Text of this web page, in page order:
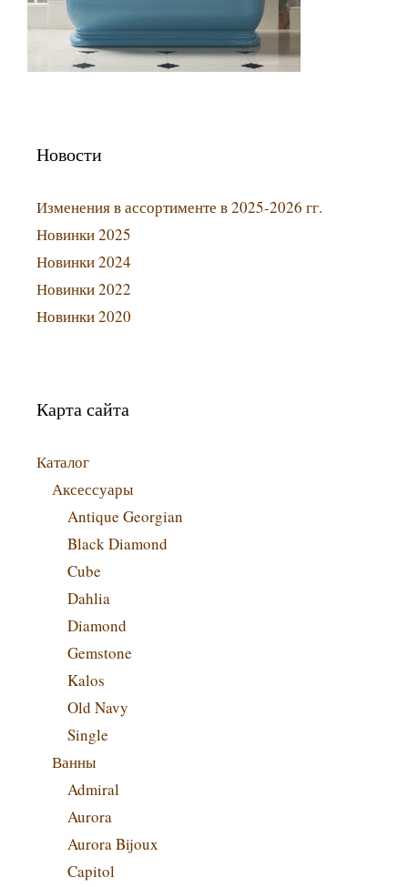
Новости
Изменения в ассортименте в 2025-2026 гг.
Новинки 2025
Новинки 2024
Новинки 2022
Новинки 2020
Карта сайта
Каталог
Аксессуары
Antique Georgian
Black Diamond
Cube
Dahlia
Diamond
Gemstone
Kalos
Old Navy
Single
Ванны
Admiral
Aurora
Aurora Bijoux
Capitol